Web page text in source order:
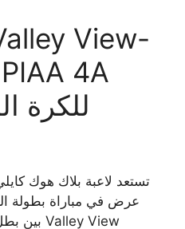
4A
للكرة
عرض في مباراة بطولة